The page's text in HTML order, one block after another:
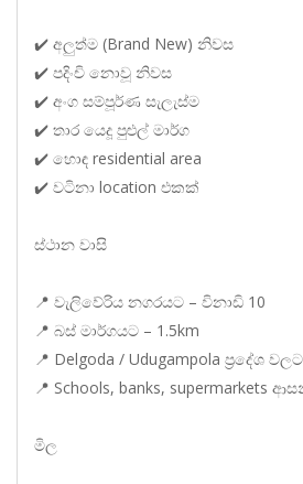
✔️ අලුත්ම (Brand New) නිවස
✔️ පදිංචි නොවූ නිවස
✔️ අංග සම්පූර්ණ සැලැස්ම
✔️ තාර යෙදූ පුළුල් මාර්ග
✔️ හොඳ residential area
✔️ වටිනා location එකක්
ස්ථාන වාසි
📍 වැලිවේරිය නගරයට – විනාඩි 10
📍 බස් මාර්ගයට – 1.5km
📍 Delgoda / Udugampola ප්‍රදේශ
📍 Schools, banks, supermarkets
මිල